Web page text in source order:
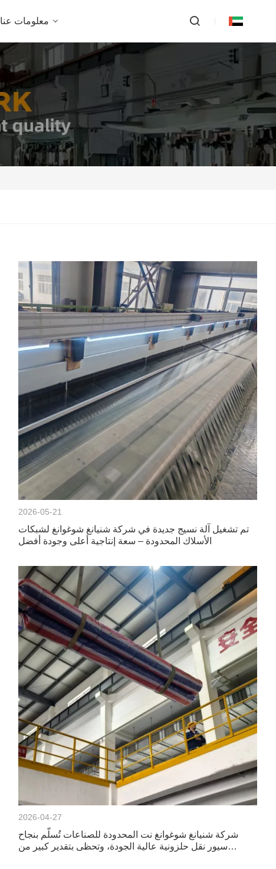
معلومات عنا
2026-05-21
تم تشغيل آلة نسيج جديدة في شركة شنيانغ شوغوانغ لشبكات
الأسلاك المحدودة – سعة إنتاجية أعلى وجودة أفضل
2026-04-27
شركة شنيانغ شوغوانغ نت المحدودة للصناعات تُسلّم بنجاح
سيور نقل حلزونية عالية الجودة، وتحظى بتقدير كبير من